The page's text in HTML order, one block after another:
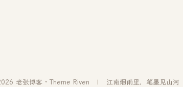
老张博客 · Theme Riven 江南烟雨里，笔墨见山河